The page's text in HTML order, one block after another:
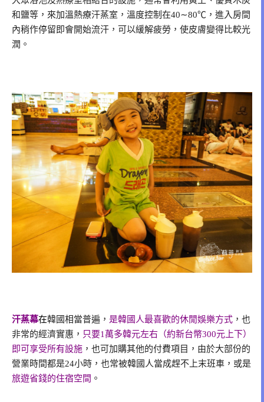
和鹽等，來加溫熱療汗蒸室，溫度控制在40∼80℃，進入房間
內稍作停留即會開始流汗，可以緩解疲勞，使皮膚變得比較光
潤。
汗蒸幕在韓國相當普遍， 是韓國人最喜歡的休閒娛樂方式 ，也
非常的經濟實惠， 只要1萬多韓元左右（約新台幣300元上下）
即可享受所有設施 ，也可加購其他的付費項目，由於大部份的
營業時間都是24小時，也常被韓國人當成趕不上末班車，或是
旅遊省錢的住宿空間 。